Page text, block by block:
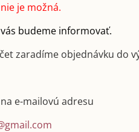
je možná.
budeme informovať.
zaradíme objednávku do
e-mailovú adresu